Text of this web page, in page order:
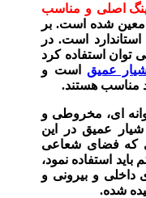
اصلی و مناسب
شده‌ است. بر
است. در
توان استفاده کرد
عمیق است و
مناسب هستند.
ای، مخروطی و
عمیق در این‌
که فضای شعاعی
استفاده نمود،
داخلی و بیرونی و
شده.